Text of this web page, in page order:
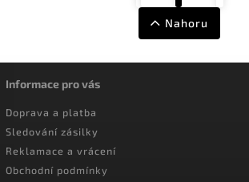
Nahoru
Informace pro vás
Doprava a platba
Sledování zásilky
Reklamace a vrácení
Obchodní podmínky